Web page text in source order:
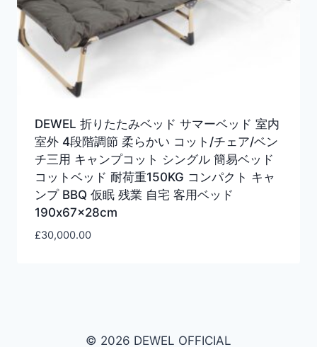
DEWEL 折りたたみベッド サマーベッド 室内
室外 4段階調節 柔らかい コット/チェア/ベン
チ三用 キャンプコット シングル 簡易ベッド
コットベッド 耐荷重150KG コンパクト キャ
ンプ BBQ 仮眠 残業 自宅 客用ベッド
190x67x28cm
£30,000.00
© 2026 DEWEL OFFICIAL